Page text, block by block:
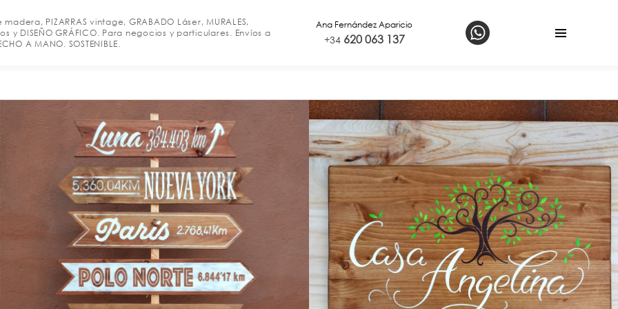
madera, PIZARRAS vintage, GRABADO Láser, MURALES,
y DISEÑO GRÁFICO. Para negocios y particulares. Envíos a
A MANO. SOSTENIBLE.
Ana Fernández Aparicio
+34 620 063 137
A
r
n
a
r
b
a
r
r
a
l
a
t
e